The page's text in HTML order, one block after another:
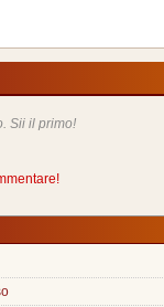
Sii il primo!